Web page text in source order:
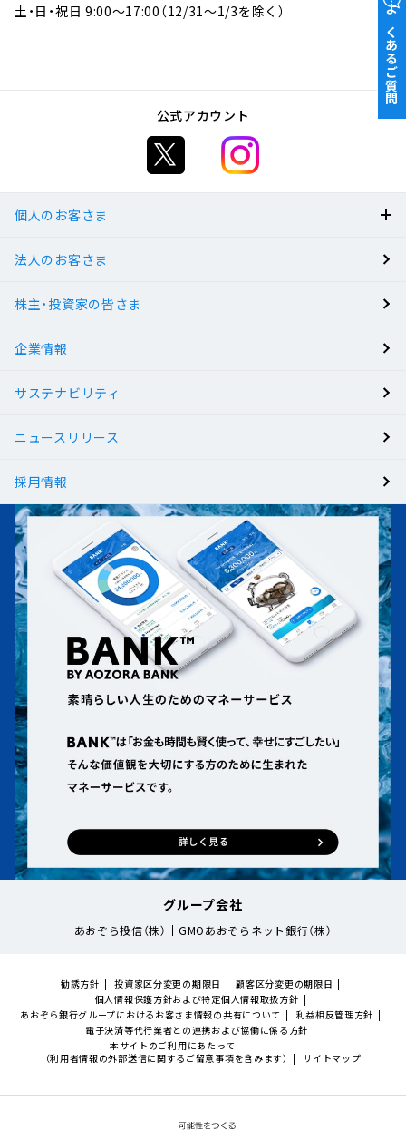
土・日・祝日 9:00～17:00（12/31～1/3を除く）
よくあるご質問
公式アカウント
個人のお客さま
BANK
有人店舗
法人のお客さま
株主・投資家の皆さま
企業情報
サステナビリティ
ニュースリリース
採用情報
グループ会社
あおぞら投信（株） GMOあおぞらネット銀行（株）
勧誘方針 投資家区分変更の期限日
顧客区分変更の期限日
個人情報保護方針および特定個人情報取扱方針
あおぞら銀行グループにおけるお客さま情報の共有について
利益相反管理方針
電子決済等代行業者との連携および協働に係る方針
本サイトのご利用にあたって
（利用者情報の外部送信に関するご留意事項を含みます）
サイトマップ